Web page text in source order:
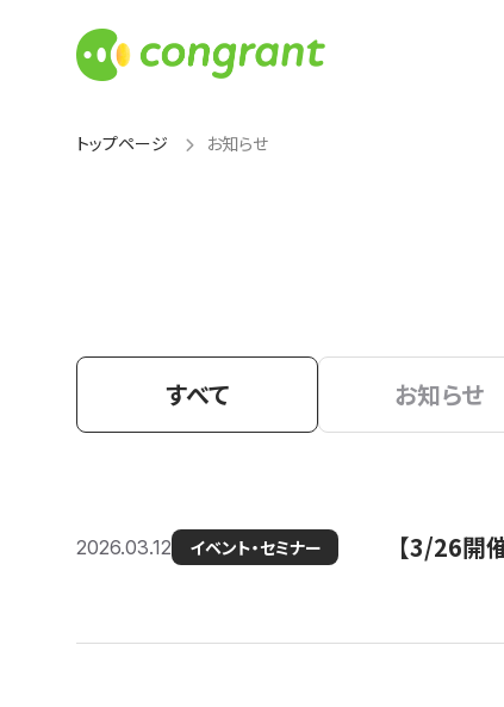
トップページ お知らせ
すべて お知らせ
2026.03.12 イベント・セミナー 【3/26開